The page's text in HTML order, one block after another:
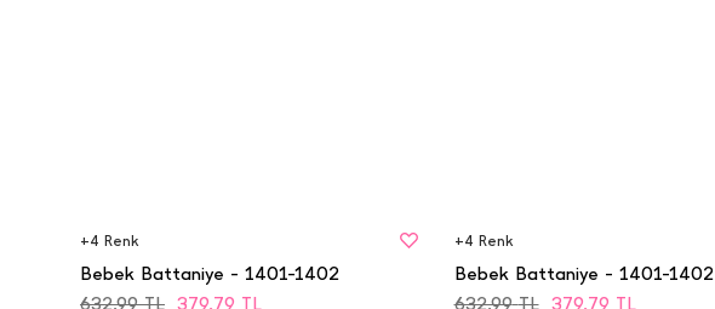
379,79 TL
632,99 TL
+4 Renk
Bebek Battaniye - 1401-1402
379,79 TL
632,99 TL
+4 Renk
Bebek Battaniye - 1401-1402